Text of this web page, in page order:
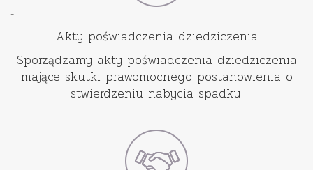
-
Akty poświadczenia dziedziczenia
Sporządzamy akty poświadczenia dziedziczenia
mające skutki prawomocnego postanowienia o
stwierdzeniu nabycia spadku.